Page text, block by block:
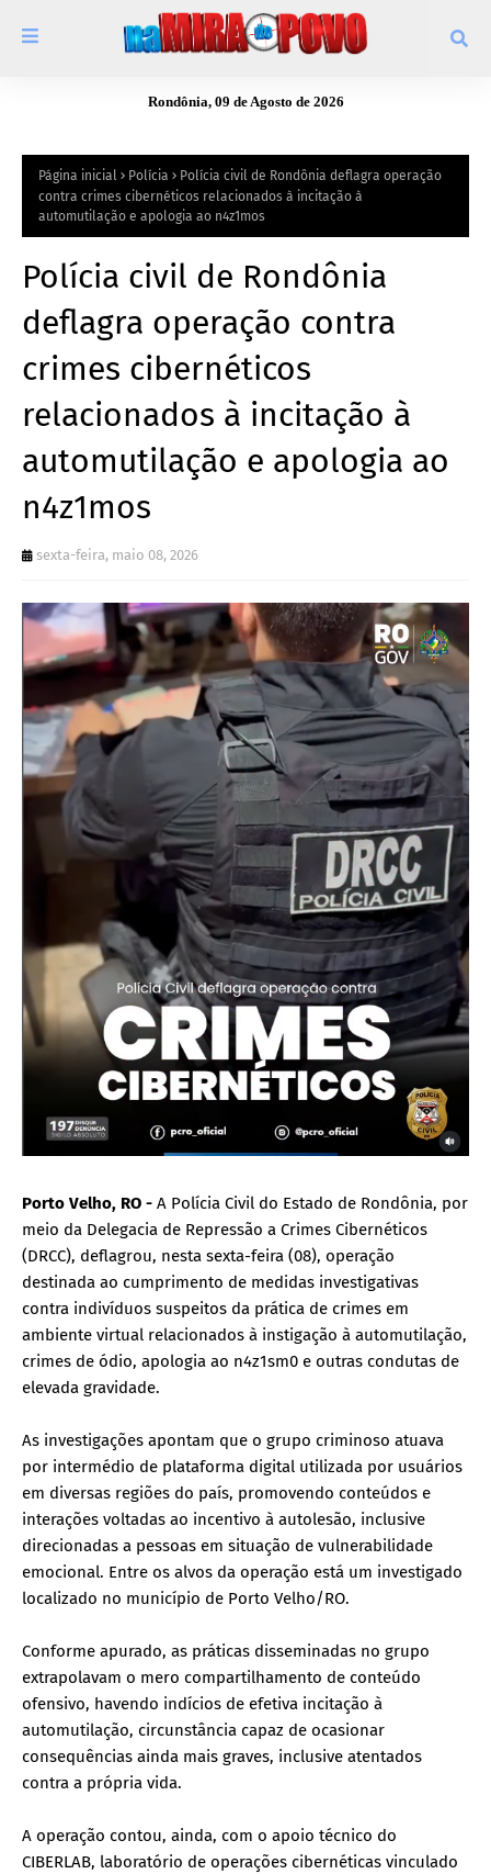
Rondônia, 09 de Agosto de 2026
Página inicial Polícia
Polícia civil de Rondônia deflagra operação
contra crimes cibernéticos relacionados à incitação à
automutilação e apologia ao n4z1mos
Polícia civil de Rondônia
deflagra operação contra
crimes cibernéticos
relacionados à incitação à
automutilação e apologia ao
n4z1mos
sexta-feira, maio 08, 2026
Porto Velho, RO - A Polícia Civil do Estado de Rondônia, por
meio da Delegacia de Repressão a Crimes Cibernéticos
(DRCC), deflagrou, nesta sexta-feira (08), operação
destinada ao cumprimento de medidas investigativas
contra indivíduos suspeitos da prática de crimes em
ambiente virtual relacionados à instigação à automutilação,
crimes de ódio, apologia ao n4z1sm0 e outras condutas de
elevada gravidade.
As investigações apontam que o grupo criminoso atuava
por intermédio de plataforma digital utilizada por usuários
em diversas regiões do país, promovendo conteúdos e
interações voltadas ao incentivo à autolesão, inclusive
direcionadas a pessoas em situação de vulnerabilidade
emocional. Entre os alvos da operação está um investigado
localizado no município de Porto Velho/RO.
Conforme apurado, as práticas disseminadas no grupo
extrapolavam o mero compartilhamento de conteúdo
ofensivo, havendo indícios de efetiva incitação à
automutilação, circunstância capaz de ocasionar
consequências ainda mais graves, inclusive atentados
contra a própria vida.
A operação contou, ainda, com o apoio técnico do
CIBERLAB, laboratório de operações cibernéticas vinculado